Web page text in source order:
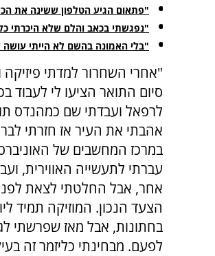
"פתאום הגיע הטלפון ששינה את
"נפגשתי בכאב והלם שלא היכרתי
"בלי האמונה בהשם לא הייתי
"אחרי השחרור למדתי
סיום התואר הציעו לי לעבוד
לרפאל ועבדתי שם כמהנדס
אהבתי את העיר אז חזרתי
עברתי לתעשייה האווירית,
אחר, אבל החלטתי לצאת
הצעד הנכון. המוזיקה תמיד
בחתונות, אבל מאז שפרשתי
לפעם. מבחינתי כליזמר זה